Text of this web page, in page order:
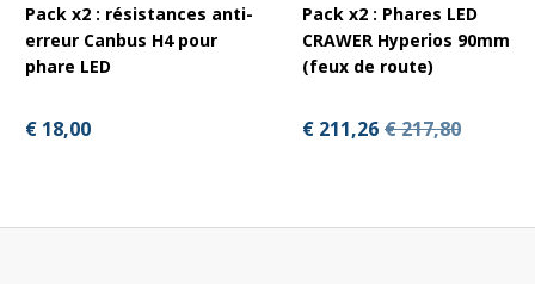
Pack x2 : résistances anti-
erreur Canbus H4 pour
phare LED
€ 18,00
Pack x2 : Phares LED
CRAWER Hyperios 90mm
(feux de route)
€ 211,26 € 217,80